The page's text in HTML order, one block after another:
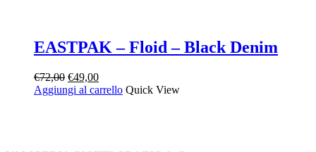
EASTPAK – Floid – Black Denim
€72,00 Il
prezzo
€49,00Il
prezzo
Aggiungi al carrello Quick View